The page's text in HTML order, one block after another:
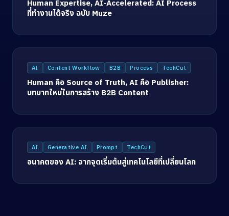
Human Expertise, AI-Accelerated: AI Process
ที่ทำงานได้จริง ฉบับ Muze
AI Content Workflow B2B Process TechCut
Human คือ Source of Truth, AI คือ Publisher:
บทบาทใหม่ในการสร้าง B2B Content
AI Generative AI Prompt TechCut
อนาคตของ AI: จากจุดเริ่มต้นสู่เทคโนโลยีที่เปลี่ยนโลก